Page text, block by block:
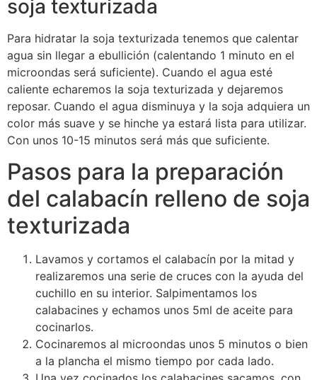
soja texturizada
Para hidratar la soja texturizada tenemos que calentar
agua sin llegar a ebullición (calentando 1 minuto en el
microondas será suficiente). Cuando el agua esté
caliente echaremos la soja texturizada y dejaremos
reposar. Cuando el agua disminuya y la soja adquiera un
color más suave y se hinche ya estará lista para utilizar.
Con unos 10-15 minutos será más que suficiente.
Pasos para la preparación
del calabacín relleno de soja
texturizada
Lavamos y cortamos el calabacín por la mitad y
realizaremos una serie de cruces con la ayuda del
cuchillo en su interior. Salpimentamos los
calabacines y echamos unos 5ml de aceite para
cocinarlos.
Cocinaremos al microondas unos 5 minutos o bien
a la plancha el mismo tiempo por cada lado.